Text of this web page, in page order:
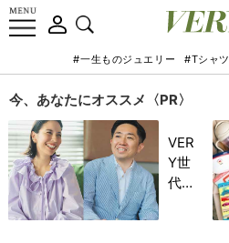
#一生ものジュエリー #Tシャツ
今、あなたにオススメ〈PR〉
VER
Y世
代が